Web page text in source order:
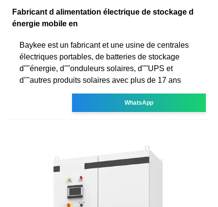
Fabricant d alimentation électrique de stockage d
énergie mobile en
Baykee est un fabricant et une usine de centrales
électriques portables, de batteries de stockage
d''''énergie, d''''onduleurs solaires, d''''UPS et
d''''autres produits solaires avec plus de 17 ans
WhatsApp